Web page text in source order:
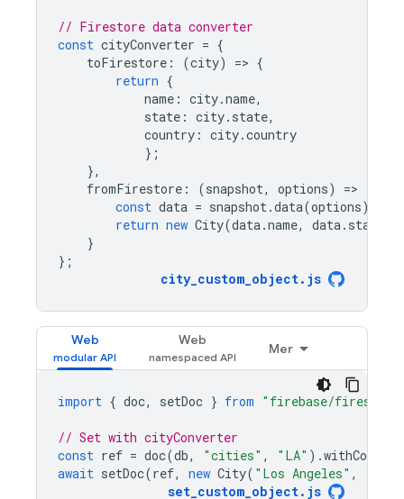
// Firestore data converter
const cityConverter = {
toFirestore : (city) => {
return {
name : city.name,
state : city. state,
country : city.country
};
},
fromFirestore : (snapshot, options) => {
const data = snapshot.data(options);
return new City(data.name, data. state
}
};
city_custom_object. js
Web Web
Mer
import { doc, setDoc } from "firebase/
// Set with cityConverter
const ref = doc(db, "cities" , "LA" ).
await setDoc(ref, new City( "Los Angeles" ,
set_custom_object. js